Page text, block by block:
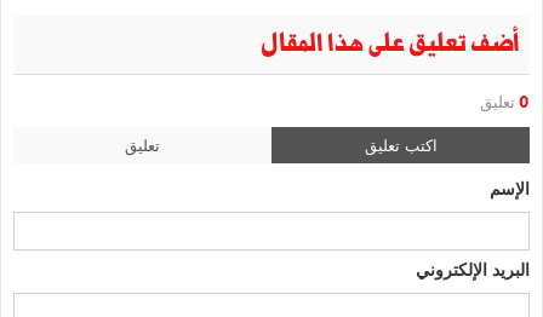
أضف تعليق على هذا المقال
0 تعليق
اكتب تعليق تعليق
الإسم
البريد الإلكتروني